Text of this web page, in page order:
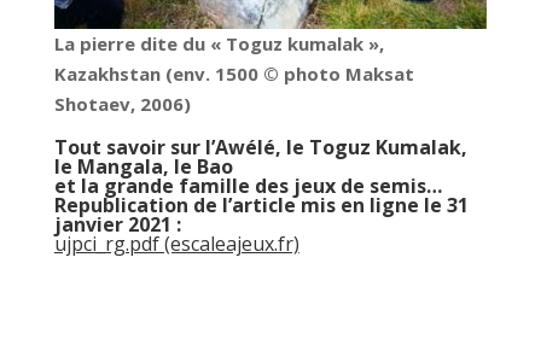
La pierre dite du « Toguz kumalak »,
Kazakhstan (env. 1500 © photo Maksat
Shotaev, 2006)
Tout savoir sur l’Awélé, le Toguz Kumalak,
le Mangala, le Bao
et la grande famille des jeux de semis…
Republication de l’article mis en ligne le 31
janvier 2021 :
ujpci_rg.pdf (escaleajeux.fr)